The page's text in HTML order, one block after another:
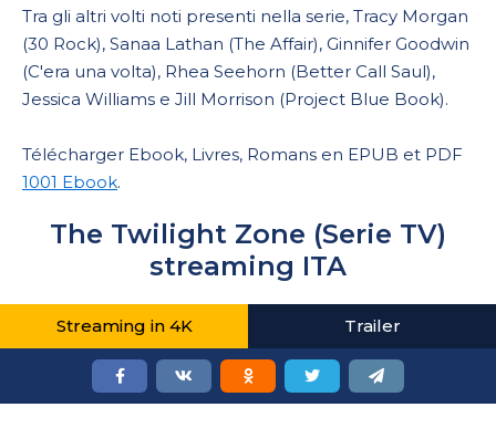
Tra gli altri volti noti presenti nella serie, Tracy Morgan
(30 Rock), Sanaa Lathan (The Affair), Ginnifer Goodwin
(C'era una volta), Rhea Seehorn (Better Call Saul),
Jessica Williams e Jill Morrison (Project Blue Book).
Télécharger Ebook, Livres, Romans en EPUB et PDF
1001 Ebook.
The Twilight Zone (Serie TV)
streaming ITA
Streaming in 4K Trailer